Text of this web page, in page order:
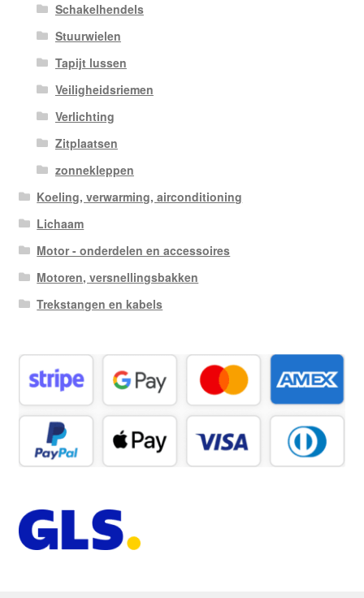
Schakelhendels
Stuurwielen
Tapijt lussen
Veiligheidsriemen
Verlichting
Zitplaatsen
zonnekleppen
Koeling, verwarming, airconditioning
Lichaam
Motor - onderdelen en accessoires
Motoren, versnellingsbakken
Trekstangen en kabels